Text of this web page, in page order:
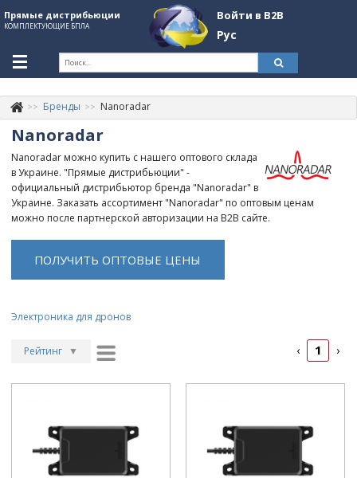
Прямые дистрибьюции
КОМПЛЕКТУЮЩИЕ БПЛА
Войти в B2B
Рус
+380507774092 Контакты
Информация о компании
About Company
Обзоры
Категории
Бренды Nanoradar
Nanoradar
Nanoradar можно купить с нашего оптового склада
в Украине. "Прямые дистрибьюции" -
официальный дистрибьютор бренда "Nanoradar" в
Украине. Заказать ассортимент "Nanoradar" по оптовым ценам
можно после партнерской авторизации на B2B сайте.
ПОЛУЧИТЬ ОПТОВЫЕ ЦЕНЫ
Электроника для дронов
Рейтинг ▼
Дата ▼
Цена
Цена ▼
‹ 1 ›